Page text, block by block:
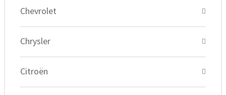
Chevrolet
Chrysler
Citroën